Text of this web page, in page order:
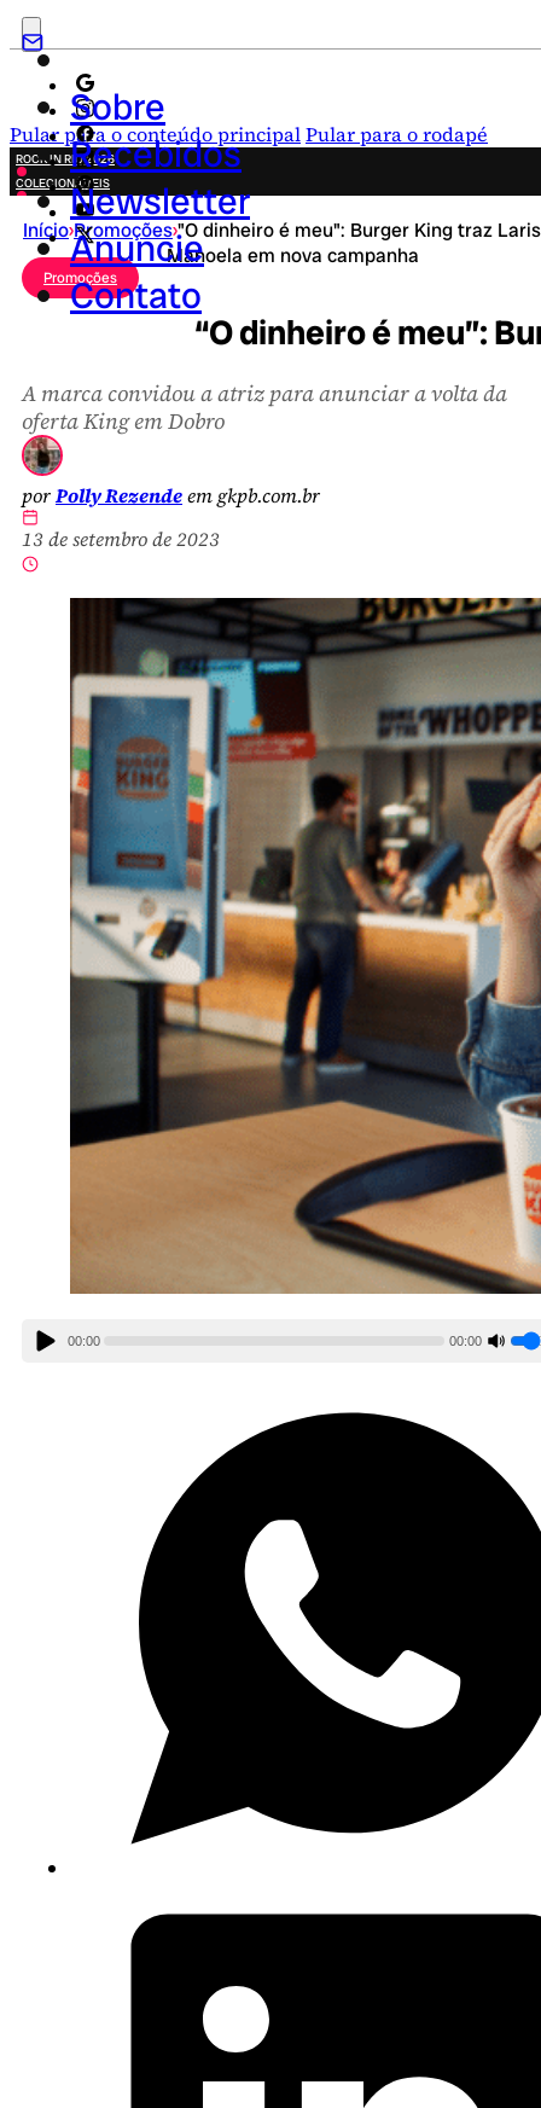
Pular para o conteúdo principalPular para o rodapé
Sobre
Recebidos
Newsletter
Anuncie
Contato
ROCK IN RIO 2026
COLECIONÁVEIS
FESTA JUNINA
NOVIDADES
CAMPANHAS CRIATIVAS
Início›Promoções›"O dinheiro é meu": Burger King traz
Manoela em nova campanha
Promoções
“O dinheiro é meu”:
A marca convidou a atriz para anunciar a volta da
oferta King em Dobro
porPolly Rezendeem gkpb.com.br
13 de setembro de 2023
00:00 00:00